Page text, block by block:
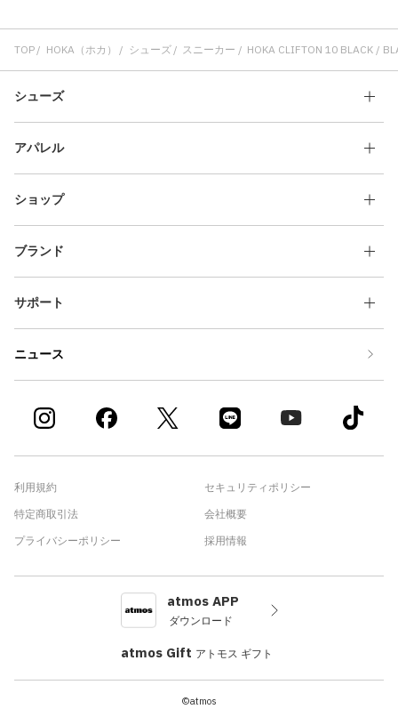
TOP HOKA（ホカ） シューズ スニーカー HOKA CLIFTON 10 BLACK /
シューズ
アパレル
ショップ
ブランド
サポート
ニュース
利用規約
特定商取引法
プライバシーポリシー
セキュリティポリシー
会社概要
採用情報
atmos APP
ダウンロード
atmos Gift アトモス ギフト
©atmos